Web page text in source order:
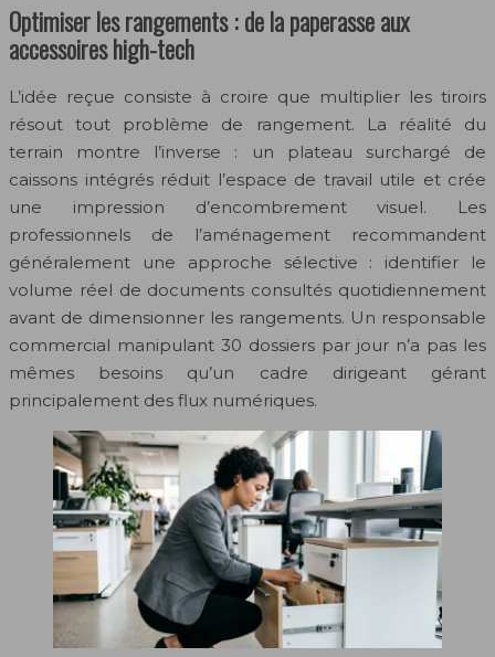
Optimiser les rangements : de la paperasse aux
accessoires high-tech
L’idée reçue consiste à croire que multiplier les tiroirs
résout tout problème de rangement. La réalité du
terrain montre l’inverse : un plateau surchargé de
caissons intégrés réduit l’espace de travail utile et crée
une impression d’encombrement visuel. Les
professionnels de l’aménagement recommandent
généralement une approche sélective : identifier le
volume réel de documents consultés quotidiennement
avant de dimensionner les rangements. Un responsable
commercial manipulant 30 dossiers par jour n’a pas les
mêmes besoins qu’un cadre dirigeant gérant
principalement des flux numériques.